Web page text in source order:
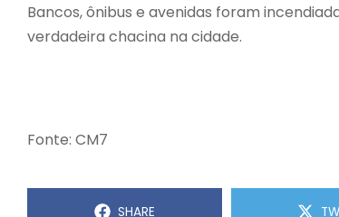
Bancos, ônibus e avenidas foram
verdadeira chacina na cidade.
Fonte: CM7
SHARE